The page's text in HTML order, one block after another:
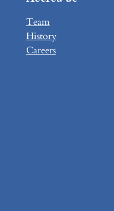
Team
History
Careers